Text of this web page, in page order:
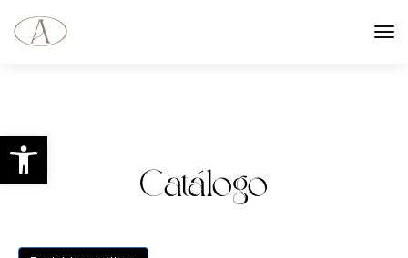
Abrir barra de herramientas
Catálogo